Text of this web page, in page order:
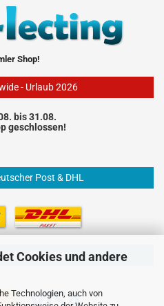
Cookies und andere
Technologien, auch von
Shop!
- Urlaub 2026
bis 31.08.
geschlossen!
Post & DHL
Bezahlen